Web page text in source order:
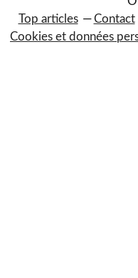
Top articles
Contact
Cookies et données